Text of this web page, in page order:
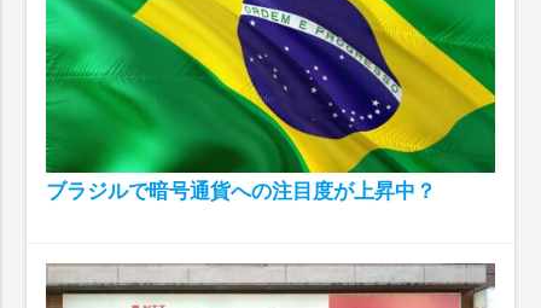
ブラジルで暗号通貨への注目度が上昇中？